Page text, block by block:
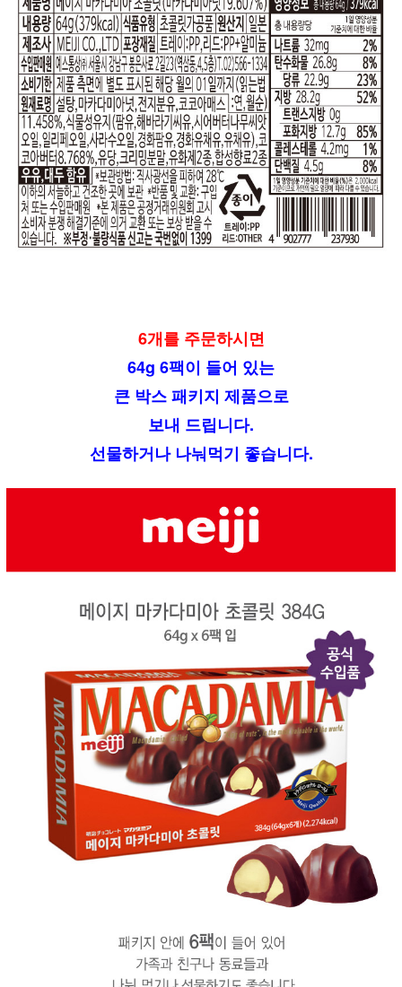
6개를 주문하시면
64g 6팩이 들어 있는
큰 박스 패키지 제품으로
보내 드립니다.
선물하거나 나눠먹기 좋습니다.